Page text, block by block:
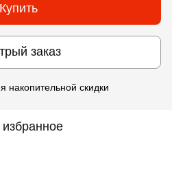
Купить
заказ
накопительной скидки